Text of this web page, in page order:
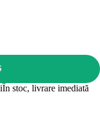
În stoc, livrare imediată